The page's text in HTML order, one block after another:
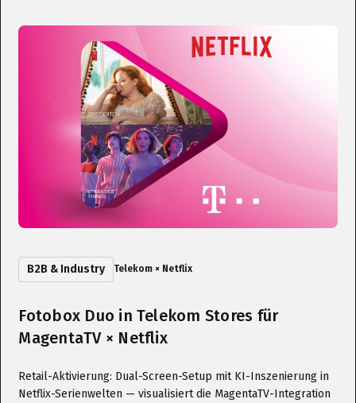
B2B & Industry Telekom × Netflix
Fotobox Duo in Telekom Stores für
MagentaTV × Netflix
Retail-Aktivierung: Dual-Screen-Setup mit KI-Inszenierung in
Netflix-Serienwelten — visualisiert die MagentaTV-Integration